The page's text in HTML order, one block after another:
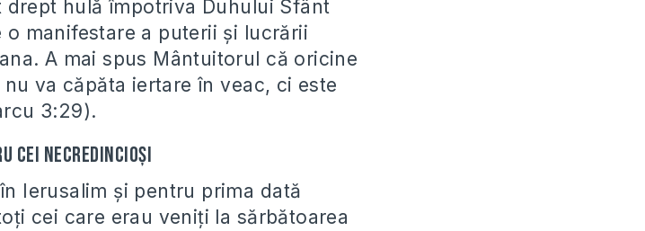
hulă împotriva Duhului Sfânt
manifestare a puterii și lucrării
A mai spus Mântuitorul că oricine
va căpăta iertare în veac, ci este
3:29).
cei necredincioși
Ierusalim și pentru prima dată
cei care erau veniți la sărbătoarea